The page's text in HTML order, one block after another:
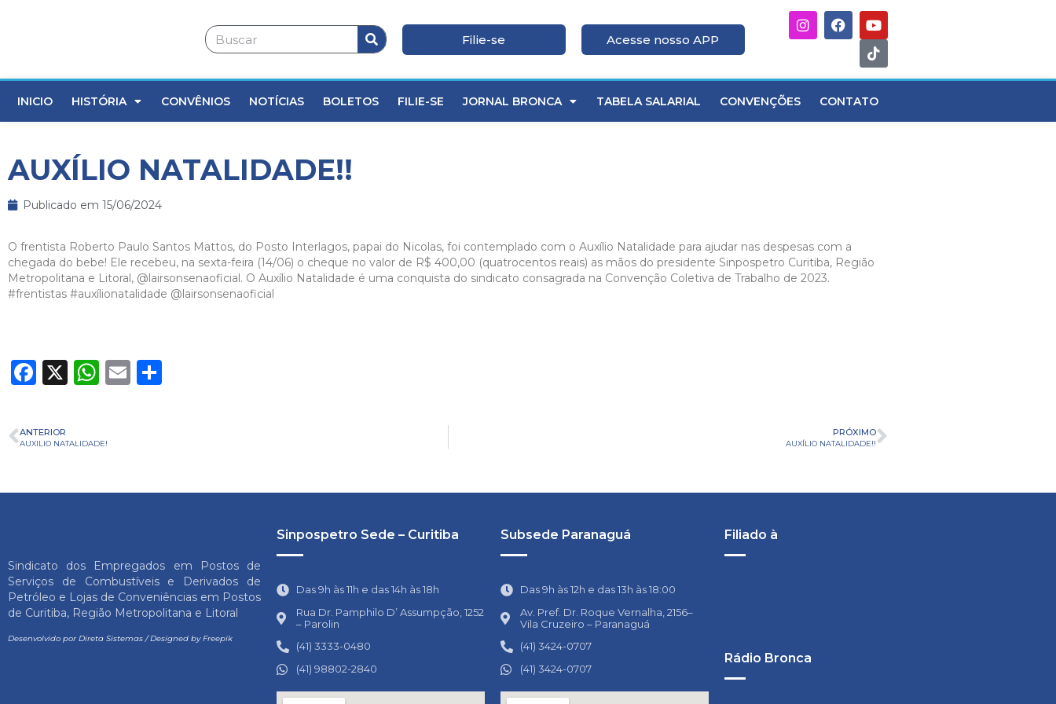
Filie-se Acesse nosso APP
INICIO HISTÓRIA CONVÊNIOS NOTÍCIAS BOLETOS FILIE-SE JORNAL BRONCA TABELA SALARIAL CONVENÇÕES CONTATO
AUXÍLIO NATALIDADE!!
Publicado em 15/06/2024
O frentista Roberto Paulo Santos Mattos, do Posto Interlagos, papai do Nicolas, foi contemplado com o Auxílio Natalidade para ajudar nas despesas com a
chegada do bebe! Ele recebeu, na sexta-feira (14/06) o cheque no valor de R$ 400,00 (quatrocentos reais) as mãos do presidente Sinpospetro Curitiba, Região
Metropolitana e Litoral, @lairsonsenaoficial. O Auxílio Natalidade é uma conquista do sindicato consagrada na Convenção Coletiva de Trabalho de 2023.
#frentistas #auxílionatalidade @lairsonsenaoficial
Facebook
X WhatsApp
Email
ANTERIOR
AUXILIO NATALIDADE!
PRÓXIMO
AUXÍLIO NATALIDADE!!
Sindicato dos Empregados em Postos de
Serviços de Combustíveis e Derivados de
Petróleo e Lojas de Conveniências em Postos
de Curitiba, Região Metropolitana e Litoral
Desenvolvido por Direta Sistemas/Designed by Freepik
Sinpospetro Sede – Curitiba
Das 9h às 11h e das 14h às 18h
Rua Dr. Pamphilo D’ Assumpção, 1252
– Parolin
(41) 3333-0480
(41) 98802-2840
Subsede Paranaguá
Das 9h às 12h e das 13h às 18:00
Av. Pref. Dr. Roque Vernalha, 2156–
Vila Cruzeiro – Paranaguá
(41) 3424-0707
(41) 3424-0707
Filiado à
Rádio Bronca